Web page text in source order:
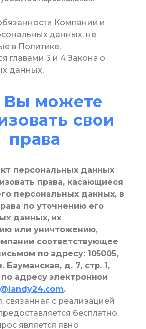
Компании и
данных, не
в Политике,
главами 3 и 4 Закона о
данных.
Вы можете
свои
права
персональных данных
права, касающиеся
персональных данных, в
по уточнению его
данных, их
или уничтожению,
соответствующее
по адресу: 105005,
Бауманская, д. 7, стр. 1,
адресу электронной
.
с реализацией
бесплатно.
является явно